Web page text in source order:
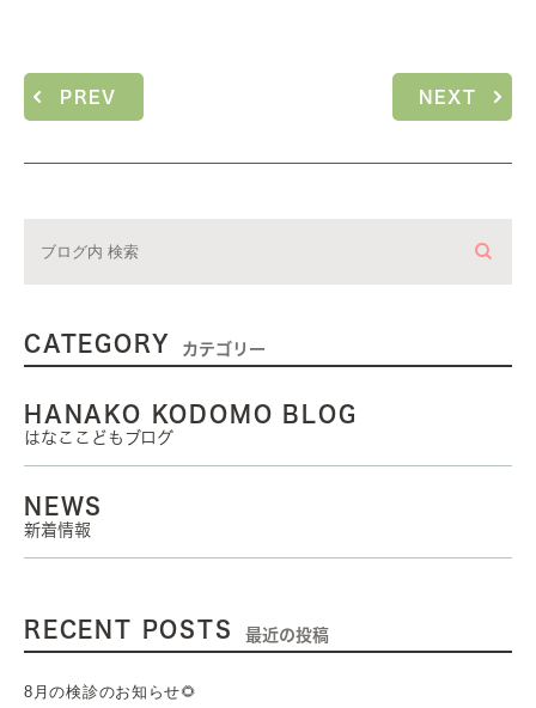
PREV NEXT
CATEGORY カテゴリー
HANAKO KODOMO BLOG
はなここどもブログ
NEWS
新着情報
RECENT POSTS 最近の投稿
8月の検診のお知らせ🌻